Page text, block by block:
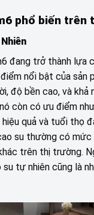
phổ biến trên
đang trở thành lựa
nổi bật của sản
độ bền cao, và khả
còn có ưu điểm
quả và tuổi thọ
su thường có mức
trên thị trường.
su tự nhiên cũng là